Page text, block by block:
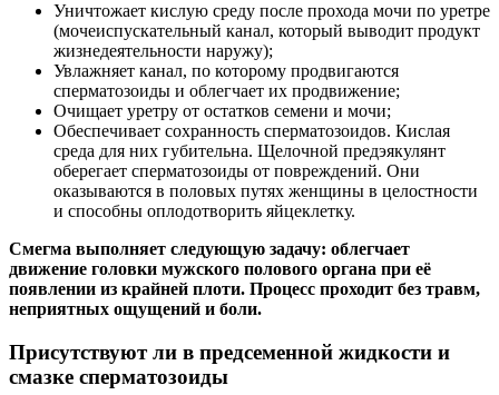
Уничтожает кислую среду после прохода мочи по уретре
(мочеиспускательный канал, который выводит продукт
жизнедеятельности наружу);
Увлажняет канал, по которому продвигаются
сперматозоиды и облегчает их продвижение;
Очищает уретру от остатков семени и мочи;
Обеспечивает сохранность сперматозоидов. Кислая
среда для них губительна. Щелочной предэякулянт
оберегает сперматозоиды от повреждений. Они
оказываются в половых путях женщины в целостности
и способны оплодотворить яйцеклетку.
Смегма выполняет следующую задачу: облегчает
движение головки мужского полового органа при её
появлении из крайней плоти. Процесс проходит без травм,
неприятных ощущений и боли.
Присутствуют ли в предсеменной жидкости и
смазке сперматозоиды